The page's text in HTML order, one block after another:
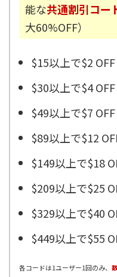
能な共通割引コー
大60%OFF）
$15以上で$2 OFF
$30以上で$4 OFF
$49以上で$7 OFF
$89以上で$12
$149以上で$18
$209以上で$25
$329以上で$40
$449以上で$55
各コードは1ユーザー1回のみ、